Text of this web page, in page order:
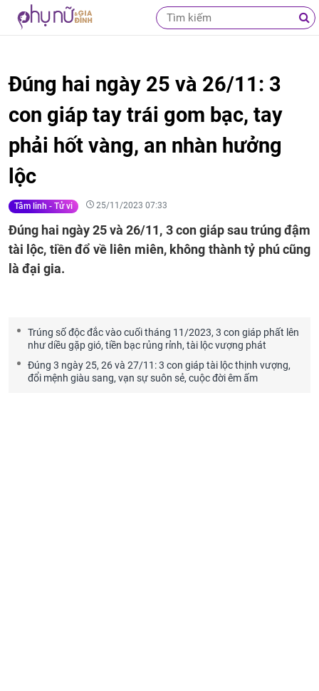
Đúng hai ngày 25 và 26/11: 3
con giáp tay trái gom bạc, tay
phải hốt vàng, an nhàn hưởng
lộc
Tâm linh - Tử vi 25/11/2023 07:33
Đúng hai ngày 25 và 26/11, 3 con giáp sau trúng đậm
tài lộc, tiền đổ về liên miên, không thành tỷ phú cũng
là đại gia.
Trúng số độc đắc vào cuối tháng 11/2023, 3 con giáp phất lên
như diều gặp gió, tiền bạc rủng rỉnh, tài lộc vượng phát
Đúng 3 ngày 25, 26 và 27/11: 3 con giáp tài lộc thịnh vượng,
đổi mệnh giàu sang, vạn sự suôn sẻ, cuộc đời êm ấm